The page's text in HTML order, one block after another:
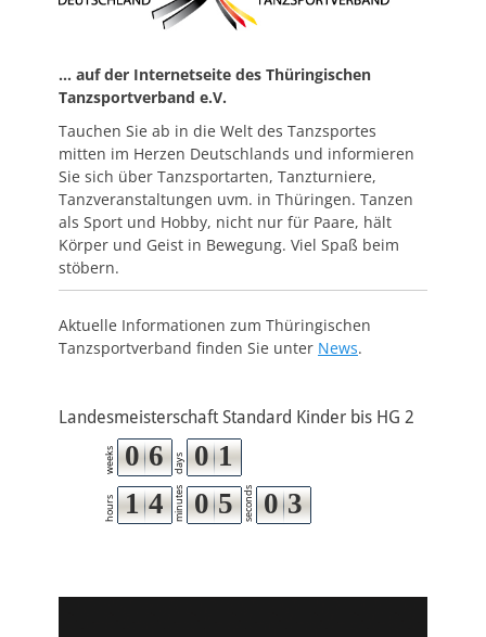
… auf der Internetseite des Thüringischen
Tanzsportverband e.V.
Tauchen Sie ab in die Welt des Tanzsportes
mitten im Herzen Deutschlands und informieren
Sie sich über Tanzsportarten, Tanzturniere,
Tanzveranstaltungen uvm. in Thüringen. Tanzen
als Sport und Hobby, nicht nur für Paare, hält
Körper und Geist in Bewegung. Viel Spaß beim
stöbern.
Aktuelle Informationen zum Thüringischen
Tanzsportverband finden Sie unter News.
Landesmeisterschaft Standard Kinder bis HG 2
weeks 0 6 days 0 1
hours 1 4 minutes 0 5 seconds 0 2
3